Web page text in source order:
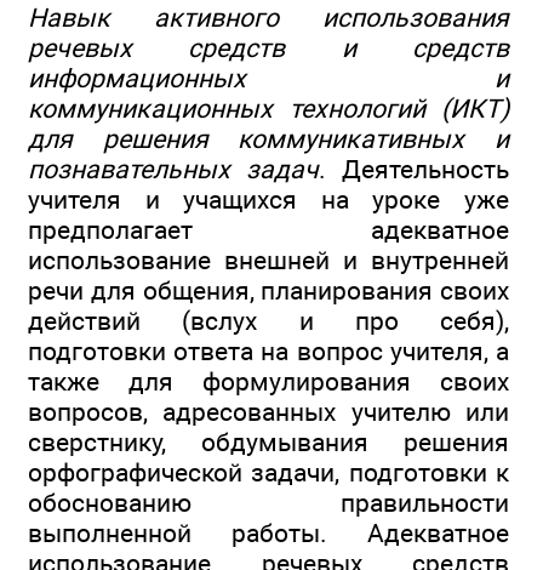
Навык активного использования
речевых средств и средств
информационных и
коммуникационных технологий (ИКТ)
для решения коммуникативных и
познавательных задач. Деятельность
учителя и учащихся на уроке уже
предполагает адекватное
использование внешней и внутренней
речи для общения, планирования своих
действий (вслух и про себя),
подготовки ответа на вопрос учителя, а
также для формулирования своих
вопросов, адресованных учителю или
сверстнику, обдумывания решения
орфографической задачи, подготовки к
обоснованию правильности
выполненной работы. Адекватное
использование речевых средств